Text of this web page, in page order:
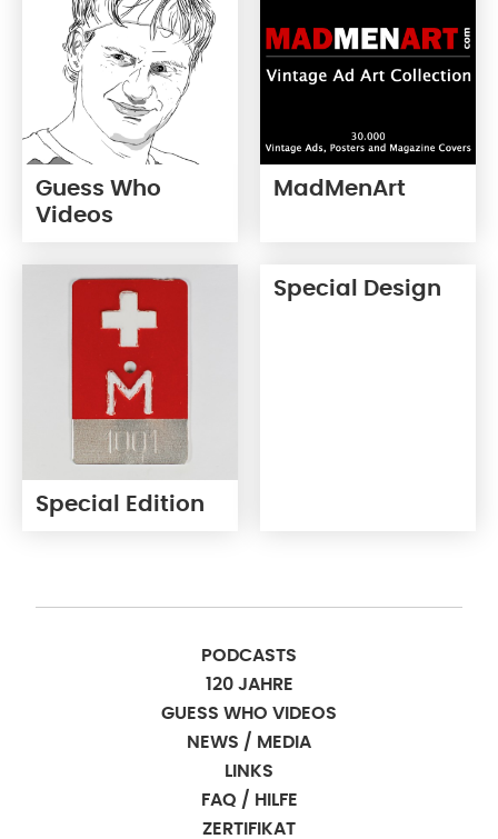
Guess Who
Videos
MadMenArt
Special Edition
Special Design
PODCASTS
120 JAHRE
GUESS WHO VIDEOS
NEWS / MEDIA
LINKS
FAQ / HILFE
ZERTIFIKAT